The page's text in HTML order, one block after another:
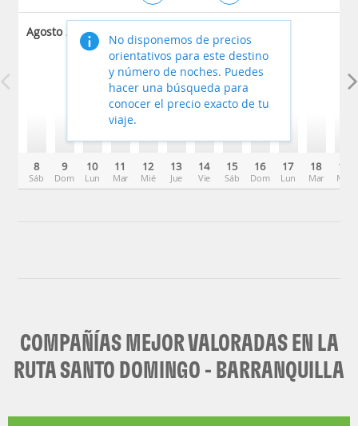
Agosto 2026
8
Sáb
9
Dom
10
Lun
11
Mar
12
Mié
13
Jue
14
Vie
15
Sáb
16
Dom
17
Lun
18
Mar
19
Mié
No disponemos de precios
orientativos para este destino
y número de noches. Puedes
hacer una búsqueda para
conocer el precio exacto de tu
viaje.
COMPAÑÍAS MEJOR VALORADAS EN LA
RUTA SANTO DOMINGO - BARRANQUILLA